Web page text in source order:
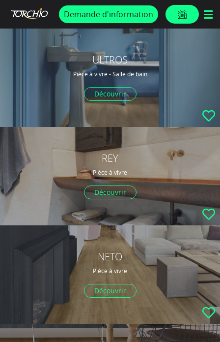
PROMOS & ACTUSDemande d'information
ULTROS
Pièce à vivre - Salle de bain
Découvrir
REY
Pièce à vivre
Découvrir
NETO
Pièce à vivre
Découvrir